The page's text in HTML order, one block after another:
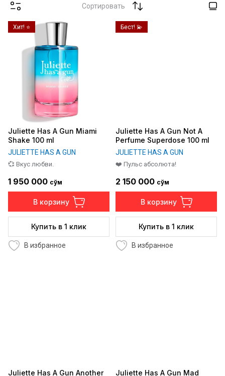
Сортировать
Хит! ⭐️
Juliette Has A Gun Miami
Shake 100 ml
JULIETTE HAS A GUN
💞 Вкус любви.
1 950 000 сўм
В корзину
Купить в 1 клик
В избранное
Бест! 💫
Juliette Has A Gun Not A
Perfume Superdose 100 ml
JULIETTE HAS A GUN
❤️ Пульс абсолюта!
2 150 000 сўм
В корзину
Купить в 1 клик
В избранное
Juliette Has A Gun Another
Juliette Has A Gun Mad